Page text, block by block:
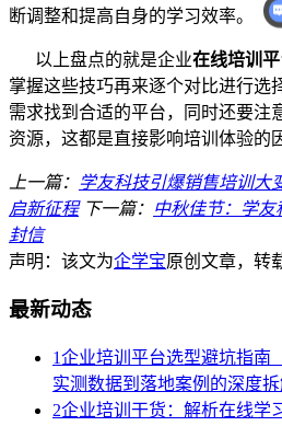
断调整和提高自身的学习效率。
以上盘点的就是企业在线培训
掌握这些技巧再来逐个对比进行选
需求找到合适的平台，同时还要注
资源，这都是直接影响培训体验的
上一篇： 学友科技引爆销售培训大
启新征程 下一篇： 中秋佳节：学
封信
声明：该文为企学宝原创文章，转
最新动态
1企业培训平台选型避坑指南
实测数据到落地案例的深度
2企业培训干货：解析在线学